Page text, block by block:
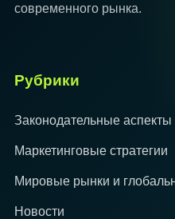
современного рынка.
Рубрики
Законодательные аспекты
Маркетинговые стратегии
Мировые рынки и
Новости